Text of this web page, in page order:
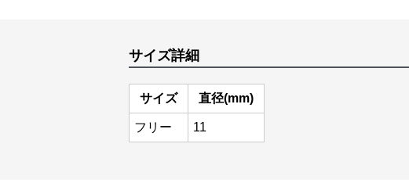
サイズ詳細
サイズ 直径(mm)
フリー 11